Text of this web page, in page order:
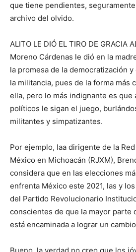
que tiene pendientes,
archivo del olvido.
ALITO LE DIÓ EL TIRO DE GRACIA
Moreno Cárdenas le dió en la
la promesa de la democratización
la militancia, pues de la forma más
ella, pero lo más indignante es que
políticos le sigan el juego,
militantes y simpatizantes.
Por ejemplo, laa dirigente de la
México en Michoacán (RJXM),
considera que en las elecciones
enfrenta México este 2021, las y
del Partido Revolucionario
conscientes de que la mayor parte
está encaminada a lograr un